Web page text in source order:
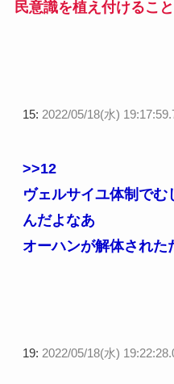
民意識を植え付けるこ
15: 2022/05/18(水)
>>12
ヴェルサイユ体制で
んだよなあ
オーハンが解体された
19: 2022/05/18(水)